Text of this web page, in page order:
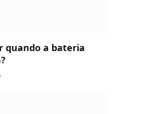
quando a bateria